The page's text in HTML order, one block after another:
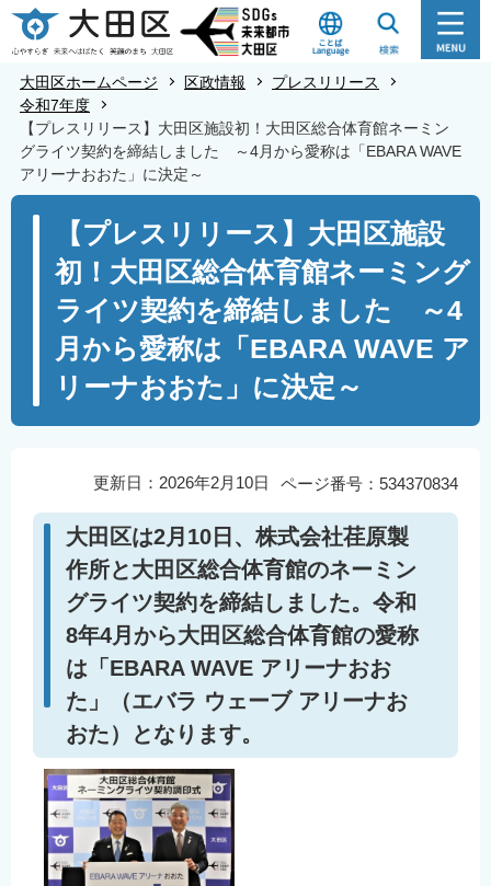
こ
の
先
大田区ホームページ 区政情報
プレスリリース
令和7年度
【プレスリリース】大田区施設初！大田区総合体育館ネーミン
グライツ契約を締結しました ～4月から愛称は「EBARA WAVE
アリーナおおた」に決定～
【プレスリリース】大田区施設
初！大田区総合体育館ネーミング
ライツ契約を締結しました ～4
月から愛称は「EBARA WAVE ア
リーナおおた」に決定～
ページ番号：534370834
更新日：2026年2月10日
大田区は2月10日、株式会社荏原製
作所と大田区総合体育館のネーミン
グライツ契約を締結しました。令和
8年4月から大田区総合体育館の愛称
は「EBARA WAVE アリーナおお
た」（エバラ ウェーブ アリーナお
おた）となります。